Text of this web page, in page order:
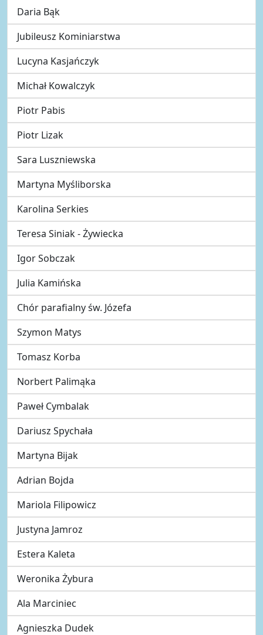
Daria Bąk
Jubileusz Kominiarstwa
Lucyna Kasjańczyk
Michał Kowalczyk
Piotr Pabis
Piotr Lizak
Sara Luszniewska
Martyna Myśliborska
Karolina Serkies
Teresa Siniak - Żywiecka
Igor Sobczak
Julia Kamińska
Chór parafialny św. Józefa
Szymon Matys
Tomasz Korba
Norbert Palimąka
Paweł Cymbalak
Dariusz Spychała
Martyna Bijak
Adrian Bojda
Mariola Filipowicz
Justyna Jamroz
Estera Kaleta
Weronika Żybura
Ala Marciniec
Agnieszka Dudek